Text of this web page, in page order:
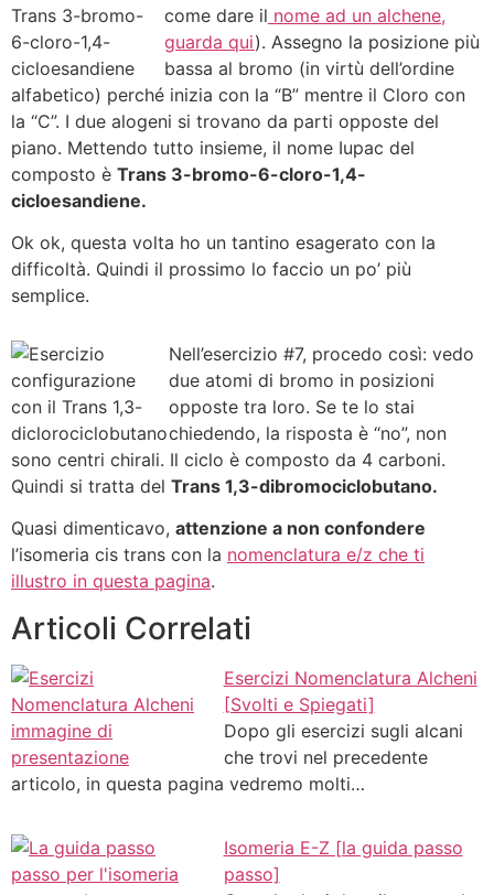
come dare il nome ad un alchene,
guarda qui). Assegno la posizione più
bassa al bromo (in virtù dell’ordine
alfabetico) perché inizia con la “B” mentre il Cloro con
la “C”. I due alogeni si trovano da parti opposte del
piano. Mettendo tutto insieme, il nome Iupac del
composto è Trans 3-bromo-6-cloro-1,4-
cicloesandiene.
Ok ok, questa volta ho un tantino esagerato con la
difficoltà. Quindi il prossimo lo faccio un po’ più
semplice.
Nell’esercizio #7, procedo così: vedo
due atomi di bromo in posizioni
opposte tra loro. Se te lo stai
chiedendo, la risposta è “no”, non
sono centri chirali. Il ciclo è composto da 4 carboni.
Quindi si tratta del Trans 1,3-dibromociclobutano.
Quasi dimenticavo, attenzione a non confondere
l’isomeria cis trans con la nomenclatura e/z che ti
illustro in questa pagina.
Articoli Correlati
Esercizi Nomenclatura Alcheni
[Svolti e Spiegati]
Dopo gli esercizi sugli alcani
che trovi nel precedente
articolo, in questa pagina vedremo molti…
Isomeria E-Z [la guida passo
passo]